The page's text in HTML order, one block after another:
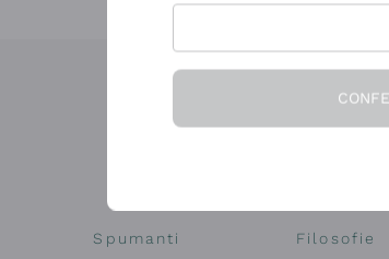
Spumanti Filosofie